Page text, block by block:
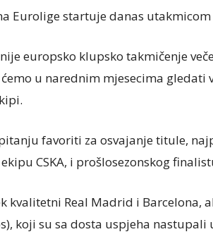
Eurolige startuje danas
europsko klupsko takmičenje
u narednim mjesecima
favoriti za osvajanje titule,
CSKA, i prošlosezonskog
kvalitetni Real Madrid i Barcelona,
koji su sa dosta uspjeha nastupali